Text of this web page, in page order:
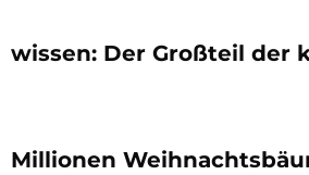
wissen: Der Großteil der
Millionen